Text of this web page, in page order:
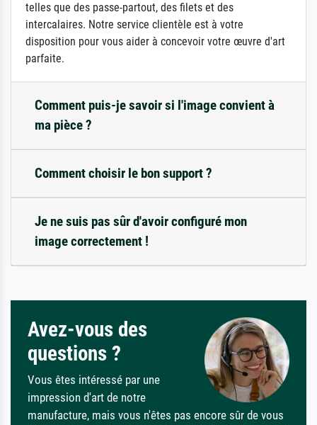
telles que des passe-partout, des filets et des
intercalaires. Notre service clientèle est à votre
disposition pour vous aider à concevoir votre œuvre d'art
parfaite.
Comment puis-je savoir si l'image convient à
ma pièce ?
Comment choisir le bon support ?
Je ne suis pas sûr d'avoir configuré mon
image correctement !
Avez-vous des
questions ?
Vous êtes intéressé par une
impression d'art de notre
manufacture, mais vous n'êtes pas encore sûr de vous